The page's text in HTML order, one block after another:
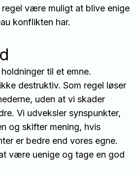
være muligt at blive enige
konflikten har.
til et emne.
destruktiv. Som regel løser
uden at vi skader
Vi udveksler synspunkter,
og skifter mening, hvis
er bedre end vores egne.
være uenige og tage en god